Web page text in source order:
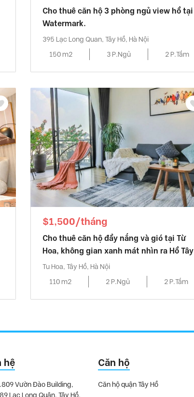
Cho thuê căn hộ 3 phòng ngủ view hồ tại
Watermark.
395 Lạc Long Quan, Tây Hồ, Hà Nội
150 m2
3 P.Ngủ 2 P.Tắm
$1,500/tháng
Cho thuê căn hộ đầy nắng và gió tại Từ
Hoa, không gian xanh mát nhìn ra Hồ Tây
Tu Hoa, Tây Hồ, Hà Nội
110 m2
2 P.Ngủ 2 P.Tắm
hệ
Vườn Đào Building,
Lạc Long Quân, Tây Hồ,
Căn hộ
Căn hộ quận Tây Hồ